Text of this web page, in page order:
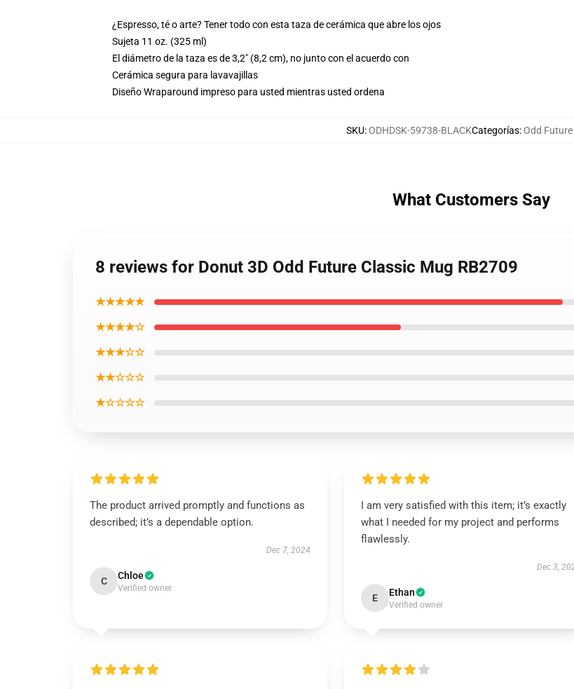
¿Espresso, té o arte? Tener todo con esta taza de cerámica que abre los ojos
Sujeta 11 oz. (325 ml)
El diámetro de la taza es de 3,2" (8,2 cm), no junto con el acuerdo con
Cerámica segura para lavavajillas
Diseño Wraparound impreso para usted mientras usted ordena
SKU:ODHDSK-59738-BLACKCategorías:Odd
What Customers Say
8 reviews for Donut 3D Odd Future Classic Mug RB2709
★★★★★
★★★★☆
★★★☆☆
★★☆☆☆
★☆☆☆☆
The product arrived promptly and functions as
described; it’s a dependable option.
Dec 7, 2024
C Chloe
Verified owner
I am very satisfied with this item; it’s exactly
what I needed for my project and performs
flawlessly.
Dec 3,
E Ethan
Verified owner